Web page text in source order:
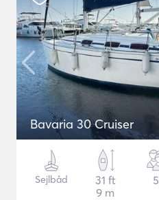
Bavaria 30 Cruiser
Sejlbåd
31 ft
9 m
5